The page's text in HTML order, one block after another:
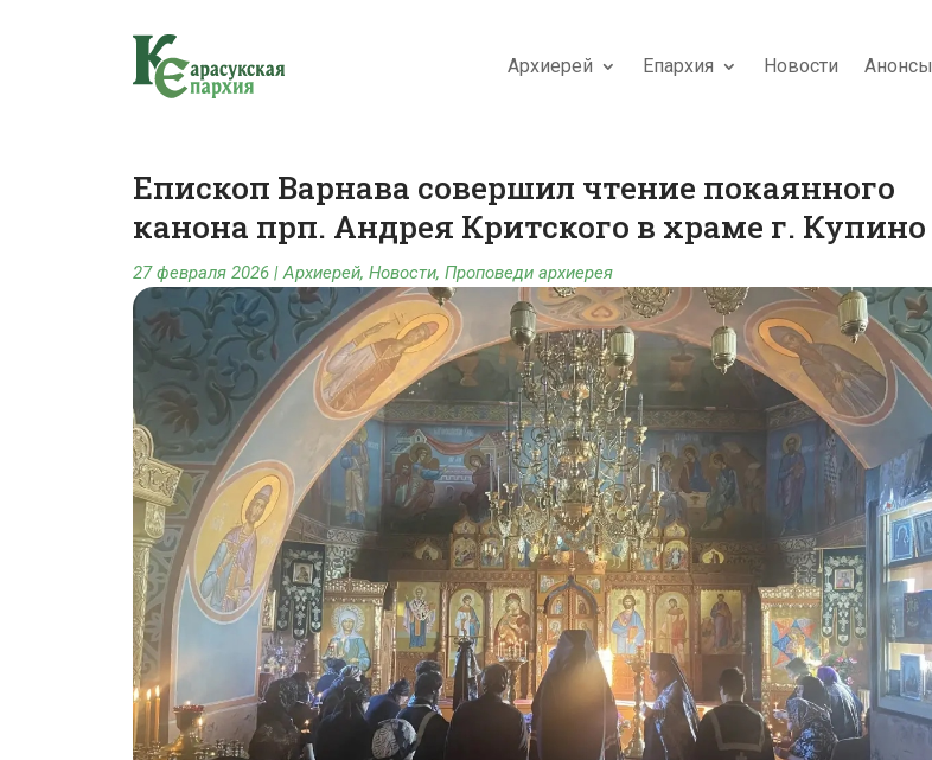
Архиерей Епархия Новости Анонсы
Епископ Варнава совершил чтение покаянного
канона прп. Андрея Критского в храме г. Купино
27 февраля 2026 |Архиерей, Новости, Проповеди архиерея